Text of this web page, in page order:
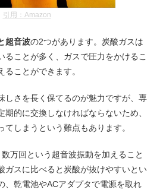
引用：Amazon
超音波の2つがあります。炭酸ガスは
ることが多く、ガスで圧力をかけるこ
ることができます。
しさを長く保てるのが魅力ですが、専
的に交換しなければならないため、
しまうという難点もあります。
万回という超音波振動を加えること
ガスに比べると炭酸が抜けやすいとい
、乾電池やACアダプタで電源を取れ